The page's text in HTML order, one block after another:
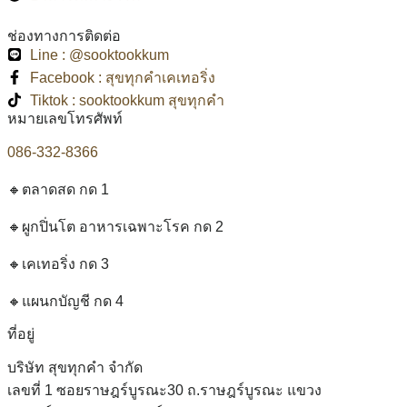
ช่องทางการติดต่อ
Line : @sooktookkum
Facebook : สุขทุกคำเคเทอริ่ง
Tiktok : sooktookkum สุขทุกคำ
หมายเลขโทรศัพท์
086-332-8366
🔸ตลาดสด กด 1
🔸ผูกปิ่นโต อาหารเฉพาะโรค กด 2
🔸เคเทอริ่ง กด 3
🔸แผนกบัญชี กด 4
ที่อยู่
บริษัท สุขทุกคำ จำกัด
เลขที่ 1 ซอยราษฎร์บูรณะ30 ถ.ราษฎร์บูรณะ แขวง